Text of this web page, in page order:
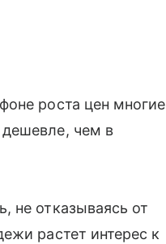
роста цен многие
чем в
не отказываясь от
растет интерес к